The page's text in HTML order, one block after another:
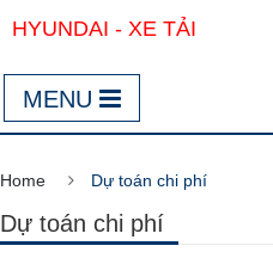
HYUNDAI - XE TẢI
MENU
Home Dự toán chi phí
Dự toán chi phí